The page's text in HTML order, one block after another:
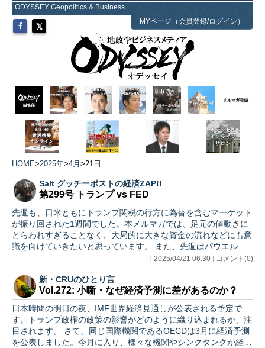
ODYSSEY Geopolitics & Business
MYページ（会員登録/ログイン）
HOME>2025年>4月 >21日
Salt グッチーポストの経済ZAP!!
第299号 トランプ vs FED
先週も、日米ともにトランプ関税の行方に為替を含むマーケット
が振り回された1週間でした。本メルマガでは、足元の値動きに
とらわれすぎることなく、大局的に大きな資金の流れなどにも意
識を向けていきたいと思っています。 また、先週はパウエル
[ 2025/04/21 06:30 ] コメント(0)
新・CRUのひとり言
Vol.272: 小噺・なぜ経済予測に差があるのか？
日本時間の明日の夜、IMF世界経済見通しが公表される予定で
す。トランプ政権の政策の影響がどのように織り込まれるか、注
目されます。 さて、同じ国際機関であるOECDは3月に経済予測
を公表しました。今月に入り、様々な機関やシンクタンクが経済